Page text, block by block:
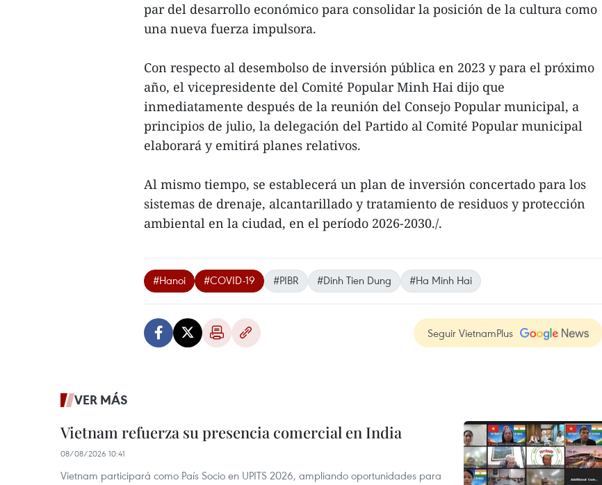
par del desarrollo económico para consolidar la posición de la cultura como
una nueva fuerza impulsora.
Con respecto al desembolso de inversión pública en 2023 y para el próximo
año, el vicepresidente del Comité Popular Minh Hai dijo que
inmediatamente después de la reunión del Consejo Popular municipal, a
principios de julio, la delegación del Partido al Comité Popular municipal
elaborará y emitirá planes relativos.
Al mismo tiempo, se establecerá un plan de inversión concertado para los
sistemas de drenaje, alcantarillado y tratamiento de residuos y protección
ambiental en la ciudad, en el período 2026-2030./.
#Hanoi #COVID-19 #PIBR #Dinh Tien Dung #Ha Minh Hai
Seguir VietnamPlus
VER MÁS
Vietnam refuerza su presencia comercial en India
08/08/2026 10:41
Vietnam participará como País Socio en UPITS 2026, ampliando oportunidades para